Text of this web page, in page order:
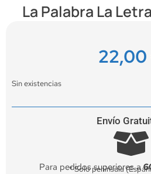
La Palabra La
22,00
Sin existencias
Envío
Para pedidos superiores a
* Solo península